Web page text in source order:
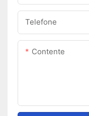
Telefone
Contente